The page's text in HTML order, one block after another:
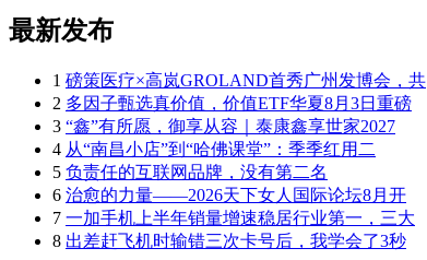
最新发布
1 磅策医疗×高岚GROLAND首秀广州发博会，共
2 多因子甄选真价值，价值ETF华夏8月3日重磅
3 “鑫”有所愿，御享从容｜泰康鑫享世家2027
4 从“南昌小店”到“哈佛课堂”：季季红用二
5 负责任的互联网品牌，没有第二名
6 治愈的力量——2026天下女人国际论坛8月开
7 一加手机上半年销量增速稳居行业第一，三大
8 出差赶飞机时输错三次卡号后，我学会了3秒